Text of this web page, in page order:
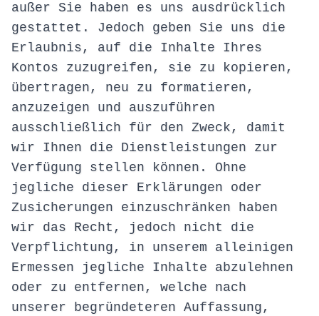
außer Sie haben es uns ausdrücklich
gestattet. Jedoch geben Sie uns die
Erlaubnis, auf die Inhalte Ihres
Kontos zuzugreifen, sie zu kopieren,
übertragen, neu zu formatieren,
anzuzeigen und auszuführen
ausschließlich für den Zweck, damit
wir Ihnen die Dienstleistungen zur
Verfügung stellen können. Ohne
jegliche dieser Erklärungen oder
Zusicherungen einzuschränken haben
wir das Recht, jedoch nicht die
Verpflichtung, in unserem alleinigen
Ermessen jegliche Inhalte abzulehnen
oder zu entfernen, welche nach
unserer begründeteren Auffassung,